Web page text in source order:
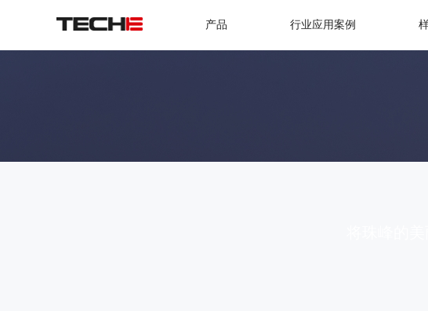
产品 行业应用案例